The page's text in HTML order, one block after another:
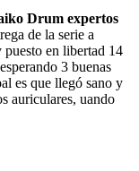
Drum expertos
de la serie a
puesto en libertad 14
3 buenas
es que llegó sano y
auriculares, uando